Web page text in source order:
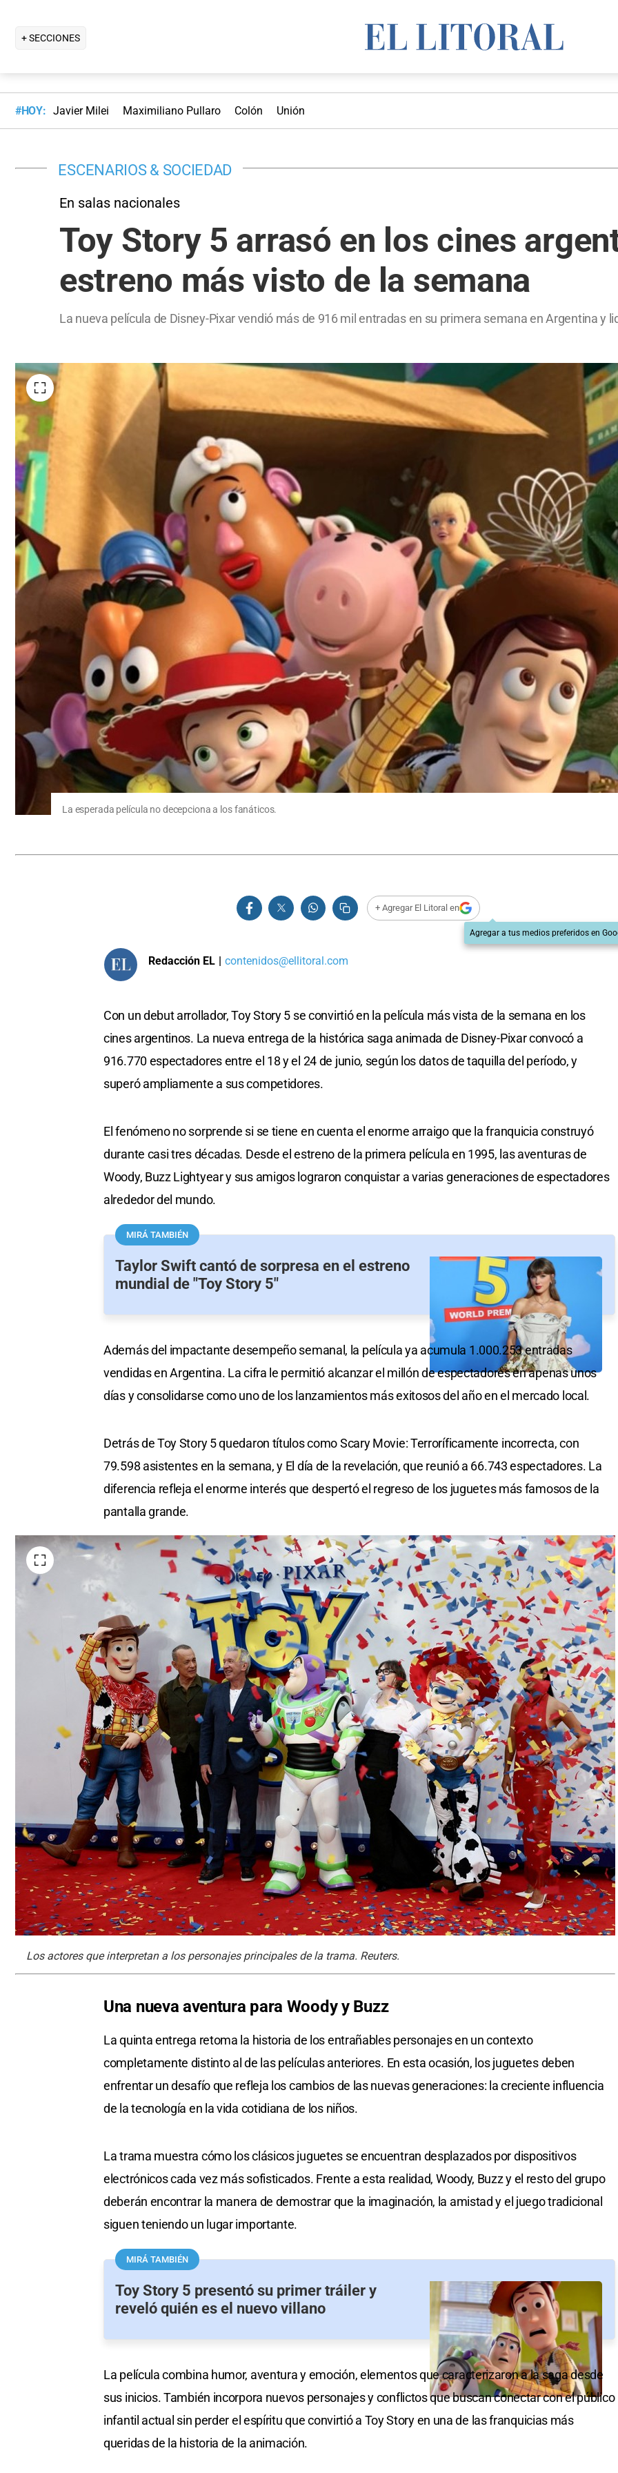
+ SECCIONES
#HOY: Javier Milei Maximiliano Pullaro Colón Unión
ESCENARIOS & SOCIEDAD
En salas nacionales
Toy Story 5 arrasó en los cines
estreno más visto de la semana
La nueva película de Disney-Pixar vendió más de 916 mil entradas en su primera semana en Argentina y
La esperada película no decepciona a los fanáticos.
+ Agregar El Litoral en
Agregar a tus medios preferidos en
Redacción EL | contenidos@ellitoral.com
Con un debut arrollador, Toy Story 5 se convirtió en la película más vista de la semana en los
cines argentinos. La nueva entrega de la histórica saga animada de Disney-Pixar convocó a
916.770 espectadores entre el 18 y el 24 de junio, según los datos de taquilla del período, y
superó ampliamente a sus competidores.
El fenómeno no sorprende si se tiene en cuenta el enorme arraigo que la franquicia construyó
durante casi tres décadas. Desde el estreno de la primera película en 1995, las aventuras de
Woody, Buzz Lightyear y sus amigos lograron conquistar a varias generaciones de espectadores
alrededor del mundo.
MIRÁ TAMBIÉN
Taylor Swift cantó de sorpresa en el estreno
mundial de "Toy Story 5"
Además del impactante desempeño semanal, la película ya acumula 1.000.253 entradas
vendidas en Argentina. La cifra le permitió alcanzar el millón de espectadores en apenas unos
días y consolidarse como uno de los lanzamientos más exitosos del año en el mercado local.
Detrás de Toy Story 5 quedaron títulos como Scary Movie: Terroríficamente incorrecta, con
79.598 asistentes en la semana, y El día de la revelación, que reunió a 66.743 espectadores. La
diferencia refleja el enorme interés que despertó el regreso de los juguetes más famosos de la
pantalla grande.
Los actores que interpretan a los personajes principales de la trama. Reuters.
Una nueva aventura para Woody y Buzz
La quinta entrega retoma la historia de los entrañables personajes en un contexto
completamente distinto al de las películas anteriores. En esta ocasión, los juguetes deben
enfrentar un desafío que refleja los cambios de las nuevas generaciones: la creciente influencia
de la tecnología en la vida cotidiana de los niños.
La trama muestra cómo los clásicos juguetes se encuentran desplazados por dispositivos
electrónicos cada vez más sofisticados. Frente a esta realidad, Woody, Buzz y el resto del grupo
deberán encontrar la manera de demostrar que la imaginación, la amistad y el juego tradicional
siguen teniendo un lugar importante.
MIRÁ TAMBIÉN
Toy Story 5 presentó su primer tráiler y
reveló quién es el nuevo villano
La película combina humor, aventura y emoción, elementos que caracterizaron a la saga desde
sus inicios. También incorpora nuevos personajes y conflictos que buscan conectar con el público
infantil actual sin perder el espíritu que convirtió a Toy Story en una de las franquicias más
queridas de la historia de la animación.